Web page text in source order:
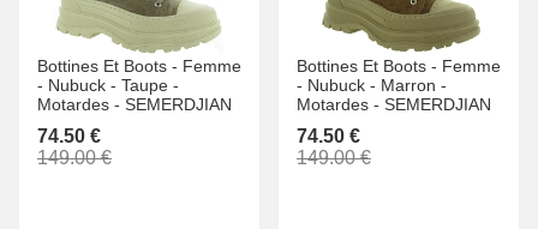
Bottines Et Boots - Femme
- Nubuck - Taupe -
Motardes - SEMERDJIAN
74.50 €
149.00 €
Bottines Et Boots - Femme
- Nubuck - Marron -
Motardes - SEMERDJIAN
74.50 €
149.00 €